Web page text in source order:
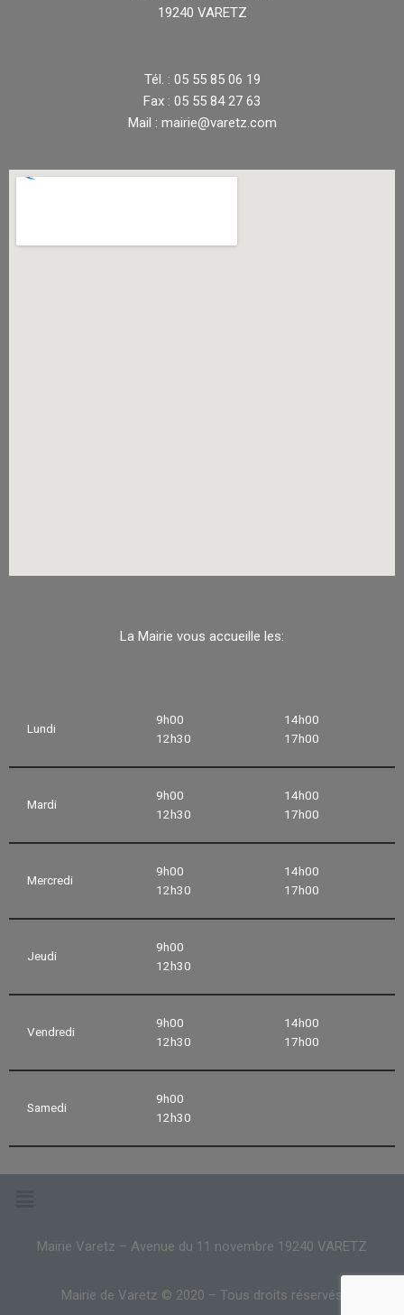
19240 VARETZ
Tél. : 05 55 85 06 19
Fax : 05 55 84 27 63
Mail : mairie@varetz.com
La Mairie vous accueille les:
Lundi
9h00
12h30
14h00
17h00
Mardi
9h00
12h30
14h00
17h00
Mercredi
9h00
12h30
14h00
17h00
Jeudi
9h00
12h30
Vendredi
9h00
12h30
14h00
17h00
Samedi
9h00
12h30
Mairie Varetz – Avenue du 11 novembre 19240 VARETZ
Mairie de Varetz © 2020 – Tous droits réservés